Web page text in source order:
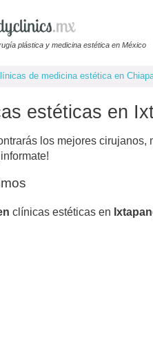
plástica y medicina estética en México
de medicina estética en
estéticas en
los mejores cirujanos,
clínicas estéticas en